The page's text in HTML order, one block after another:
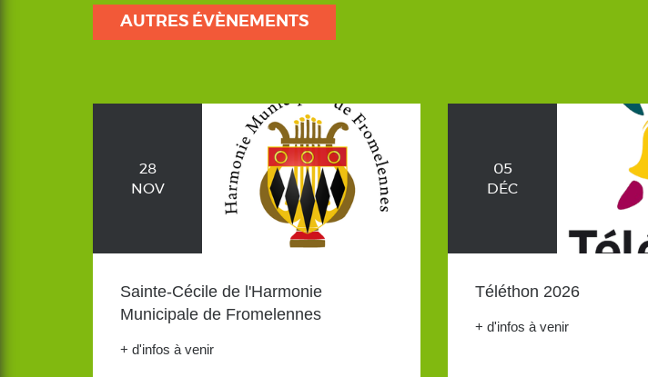
AUTRES ÉVÈNEMENTS
28
NOV
Sainte-Cécile de l'Harmonie
Municipale de Fromelennes
+ d'infos à venir
05
DÉC
Téléthon 2026
+ d'infos à venir